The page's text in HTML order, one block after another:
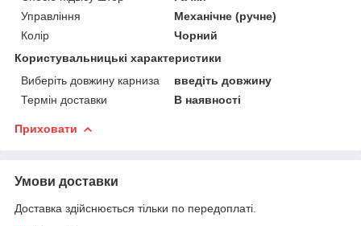
Управління
Механічне (ручне)
Колір
Чорний
Користувальницькі характеристики
Виберіть довжину карниза
введіть довжину
Термін доставки
В наявності
Приховати
Умови доставки
Доставка здійснюється тільки по передоплаті.